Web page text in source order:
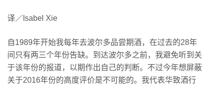
译／Isabel Xie
自1989年开始我每年去波尔多品尝期酒，在过去的28年
间只有两三个年份告缺。到达波尔多之前，我避免听到关
于该年份的报道，以期作出自己的判断。不过今年想屏蔽
关于2016年份的高度评价是不可能的。我代表华致酒行